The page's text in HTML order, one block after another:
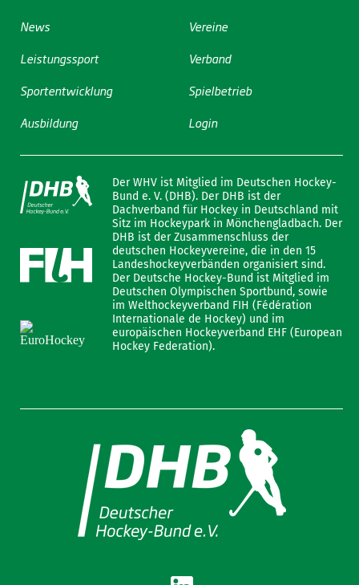
News
Leistungssport
Sportentwicklung
Ausbildung
Vereine
Verband
Spielbetrieb
Login
Der WHV ist Mitglied im Deutschen Hockey-
Bund e. V. (DHB). Der DHB ist der
Dachverband für Hockey in Deutschland mit
Sitz im Hockeypark in Mönchengladbach. Der
DHB ist der Zusammenschluss der
deutschen Hockeyvereine, die in den 15
Landeshockeyverbänden organisiert sind.
Der Deutsche Hockey-Bund ist Mitglied im
Deutschen Olympischen Sportbund, sowie
im Welthockeyverband FIH (Fédération
Internationale de Hockey) und im
europäischen Hockeyverband EHF (European
Hockey Federation).